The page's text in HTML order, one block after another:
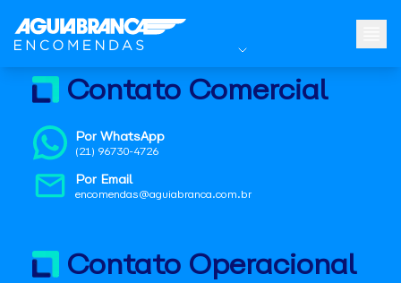
Contato Comercial
Por WhatsApp
(21) 96730-4726
Por Email
encomendas@aguiabranca.com.br
Contato Operacional